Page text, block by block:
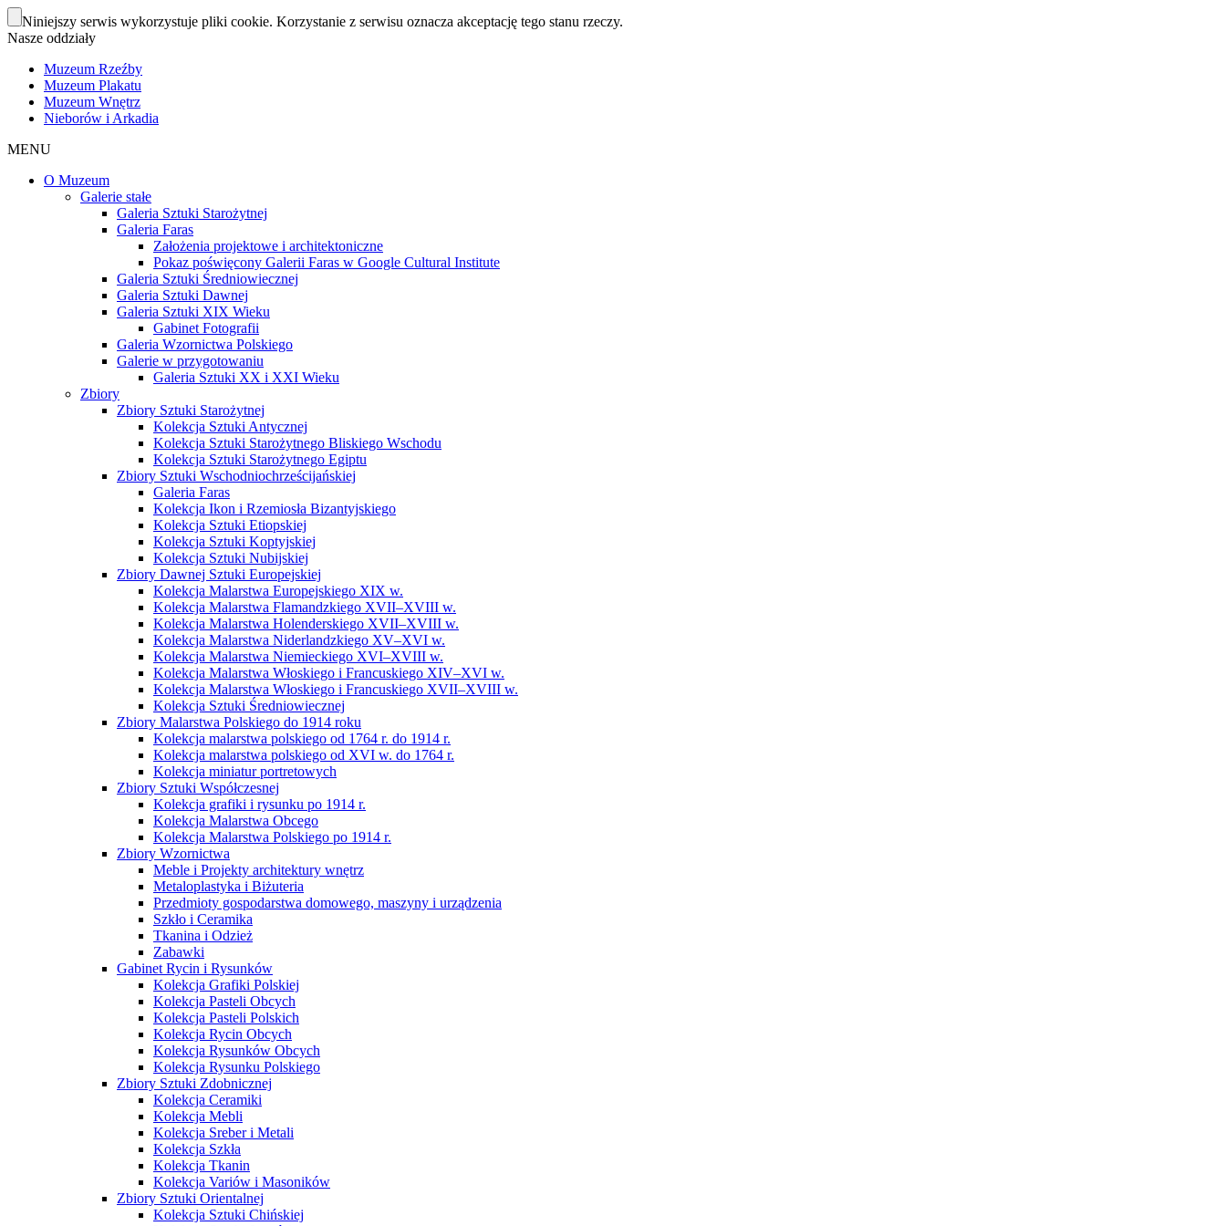
Niniejszy serwis wykorzystuje pliki cookie. Korzystanie z serwisu oznacza akceptację tego stanu rzeczy.
Nasze oddziały
Muzeum Rzeźby
Muzeum Plakatu
Muzeum Wnętrz
Nieborów i Arkadia
MENU
O Muzeum
Galerie stałe
Galeria Sztuki Starożytnej
Galeria Faras
Założenia projektowe i architektoniczne
Pokaz poświęcony Galerii Faras w Google Cultural Institute
Galeria Sztuki Średniowiecznej
Galeria Sztuki Dawnej
Galeria Sztuki XIX Wieku
Gabinet Fotografii
Galeria Wzornictwa Polskiego
Galerie w przygotowaniu
Galeria Sztuki XX i XXI Wieku
Zbiory
Zbiory Sztuki Starożytnej
Kolekcja Sztuki Antycznej
Kolekcja Sztuki Starożytnego Bliskiego Wschodu
Kolekcja Sztuki Starożytnego Egiptu
Zbiory Sztuki Wschodniochrześcijańskiej
Galeria Faras
Kolekcja Ikon i Rzemiosła Bizantyjskiego
Kolekcja Sztuki Etiopskiej
Kolekcja Sztuki Koptyjskiej
Kolekcja Sztuki Nubijskiej
Zbiory Dawnej Sztuki Europejskiej
Kolekcja Malarstwa Europejskiego XIX w.
Kolekcja Malarstwa Flamandzkiego XVII–XVIII w.
Kolekcja Malarstwa Holenderskiego XVII–XVIII w.
Kolekcja Malarstwa Niderlandzkiego XV–XVI w.
Kolekcja Malarstwa Niemieckiego XVI–XVIII w.
Kolekcja Malarstwa Włoskiego i Francuskiego XIV–XVI w.
Kolekcja Malarstwa Włoskiego i Francuskiego XVII–XVIII w.
Kolekcja Sztuki Średniowiecznej
Zbiory Malarstwa Polskiego do 1914 roku
Kolekcja malarstwa polskiego od 1764 r. do 1914 r.
Kolekcja malarstwa polskiego od XVI w. do 1764 r.
Kolekcja miniatur portretowych
Zbiory Sztuki Współczesnej
Kolekcja grafiki i rysunku po 1914 r.
Kolekcja Malarstwa Obcego
Kolekcja Malarstwa Polskiego po 1914 r.
Zbiory Wzornictwa
Meble i Projekty architektury wnętrz
Metaloplastyka i Biżuteria
Przedmioty gospodarstwa domowego, maszyny i urządzenia
Szkło i Ceramika
Tkanina i Odzież
Zabawki
Gabinet Rycin i Rysunków
Kolekcja Grafiki Polskiej
Kolekcja Pasteli Obcych
Kolekcja Pasteli Polskich
Kolekcja Rycin Obcych
Kolekcja Rysunków Obcych
Kolekcja Rysunku Polskiego
Zbiory Sztuki Zdobnicznej
Kolekcja Ceramiki
Kolekcja Mebli
Kolekcja Sreber i Metali
Kolekcja Szkła
Kolekcja Tkanin
Kolekcja Variów i Masoników
Zbiory Sztuki Orientalnej
Kolekcja Sztuki Chińskiej